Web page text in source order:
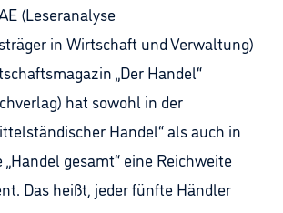
(Leseranalyse
in Wirtschaft und Verwaltung)
„Der Handel“
hat sowohl in der
Handel“ als auch in
gesamt“ eine Reichweite
Das heißt, jeder fünfte Händler